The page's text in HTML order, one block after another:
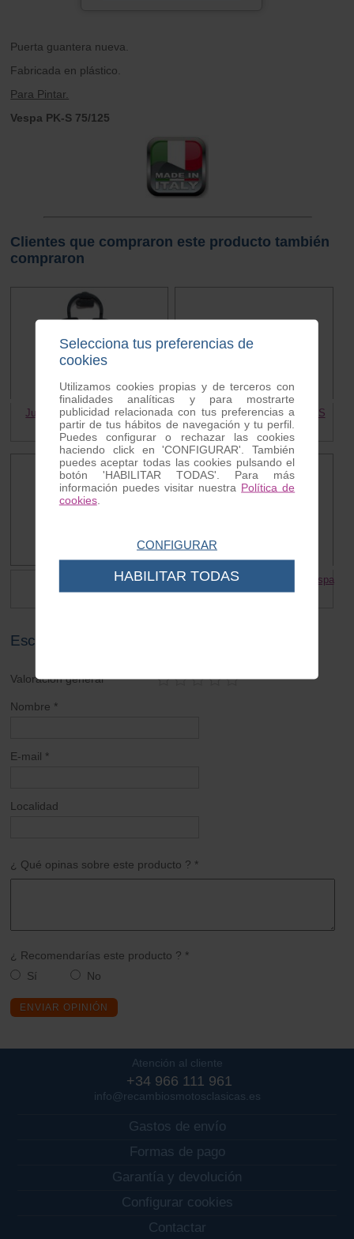
Puerta guantera nueva.
Fabricada en plástico.
Para Pintar.
Vespa PK-S 75/125
Clientes que compraron este producto también
compraron
Juego bombines Vespa PKS
25.80 €
Pulsador guantera Vespa PKS
6.50 € 6.00 €
Placa Cerradura Vespa
5.50 € 4.50 €
Taco goma puerta guantera Vespa
3.15 €
Escribe tu opinión sobre este artículo
Valoración general *
Nombre *
E-mail *
Localidad
¿ Qué opinas sobre este producto ? *
¿ Recomendarías este producto ? *
Sí
No
ENVIAR OPINIÓN
Atención al cliente
+34 966 111 961
info@recambiosmotosclasicas.es
Gastos de envío
Formas de pago
Garantía y devolución
Configurar cookies
Contactar
Selecciona tus preferencias de
cookies
Utilizamos cookies propias y de terceros con
finalidades analíticas y para mostrarte
publicidad relacionada con tus preferencias a
partir de tus hábitos de navegación y tu perfil.
Puedes configurar o rechazar las cookies
haciendo click en 'CONFIGURAR'. También
puedes aceptar todas las cookies pulsando el
botón 'HABILITAR TODAS'. Para más
información puedes visitar nuestra Política de
cookies.
CONFIGURAR
HABILITAR TODAS